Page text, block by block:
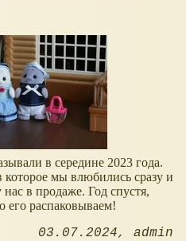
в середине 2023 года.
которое мы влюбились сразу и
в продаже. Год спустя,
его распаковываем!
03.07.2024 admin